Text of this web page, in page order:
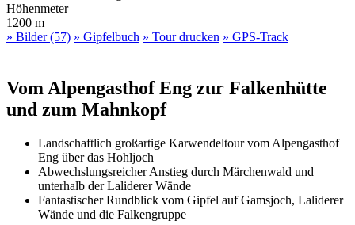
Höhenmeter
1200 m
» Bilder (57) » Gipfelbuch » Tour drucken » GPS-Track
Vom Alpengasthof Eng zur Falkenhütte
und zum Mahnkopf
Landschaftlich großartige Karwendeltour vom Alpengasthof
Eng über das Hohljoch
Abwechslungsreicher Anstieg durch Märchenwald und
unterhalb der Laliderer Wände
Fantastischer Rundblick vom Gipfel auf Gamsjoch, Laliderer
Wände und die Falkengruppe